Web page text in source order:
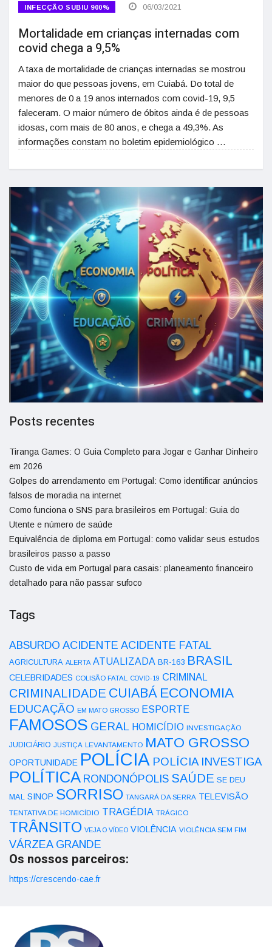
INFECÇÃO SUBIU 900% 06/03/2021
Mortalidade em crianças internadas com
covid chega a 9,5%
A taxa de mortalidade de crianças internadas se mostrou
maior do que pessoas jovens, em Cuiabá. Do total de
menores de 0 a 19 anos internados com covid-19, 9,5
faleceram. O maior número de óbitos ainda é de pessoas
idosas, com mais de 80 anos, e chega a 49,3%. As
informações constam no boletim epidemiológico …
Posts recentes
Tiranga Games: O Guia Completo para Jogar e Ganhar Dinheiro
em 2026
Golpes do arrendamento em Portugal: Como identificar anúncios
falsos de moradia na internet
Como funciona o SNS para brasileiros em Portugal: Guia do
Utente e número de saúde
Equivalência de diploma em Portugal: como validar seus estudos
brasileiros passo a passo
Custo de vida em Portugal para casais: planeamento financeiro
detalhado para não passar sufoco
Tags
ABSURDO ACIDENTE ACIDENTE FATAL
AGRICULTURA ALERTA ATUALIZADA BR-163 BRASIL
CELEBRIDADES COLISÃO FATAL COVID-19 CRIMINAL
CRIMINALIDADE CUIABÁ ECONOMIA
EDUCAÇÃO EM MATO GROSSO ESPORTE
FAMOSOS GERAL HOMICÍDIO INVESTIGAÇÃO
JUDICIÁRIO JUSTIÇA LEVANTAMENTO MATO GROSSO
OPORTUNIDADE POLÍCIA POLÍCIA INVESTIGA
POLÍTICA RONDONÓPOLIS SAÚDE SE DEU
MAL SINOP SORRISO TANGARÁ DA SERRA TELEVISÃO
TENTATIVA DE HOMICÍDIO TRAGÉDIA TRÁGICO
TRÂNSITO VEJA O VÍDEO VIOLÊNCIA VIOLÊNCIA SEM FIM
VÁRZEA GRANDE
Os nossos parceiros:
https://crescendo-cae.fr